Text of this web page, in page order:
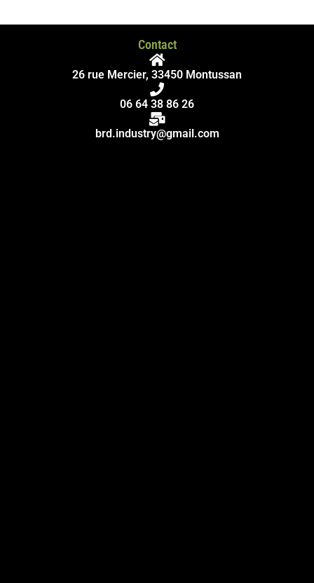
Contact
26 rue Mercier, 33450 Montussan
06 64 38 86 26
brd.industry@gmail.com